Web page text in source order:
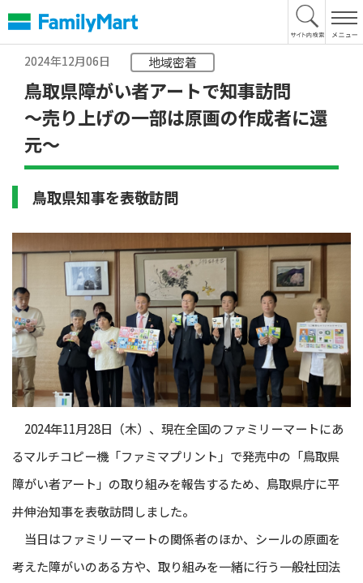
文
へ
2024年12月06日
地域密着
鳥取県障がい者アートで知事訪問
～売り上げの一部は原画の作成者に還
元～
鳥取県知事を表敬訪問
2024年11月28日（木）、現在全国のファミリーマートにあ
るマルチコピー機「ファミマプリント」で発売中の「鳥取県
障がい者アート」の取り組みを報告するため、鳥取県庁に平
井伸治知事を表敬訪問しました。
当日はファミリーマートの関係者のほか、シールの原画を
考えた障がいのある方や、取り組みを一緒に行う一般社団法